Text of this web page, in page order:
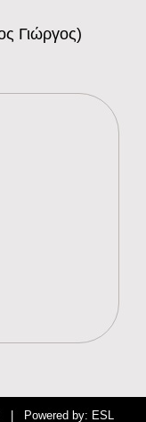
Γιώργος)
| Powered by: ESL